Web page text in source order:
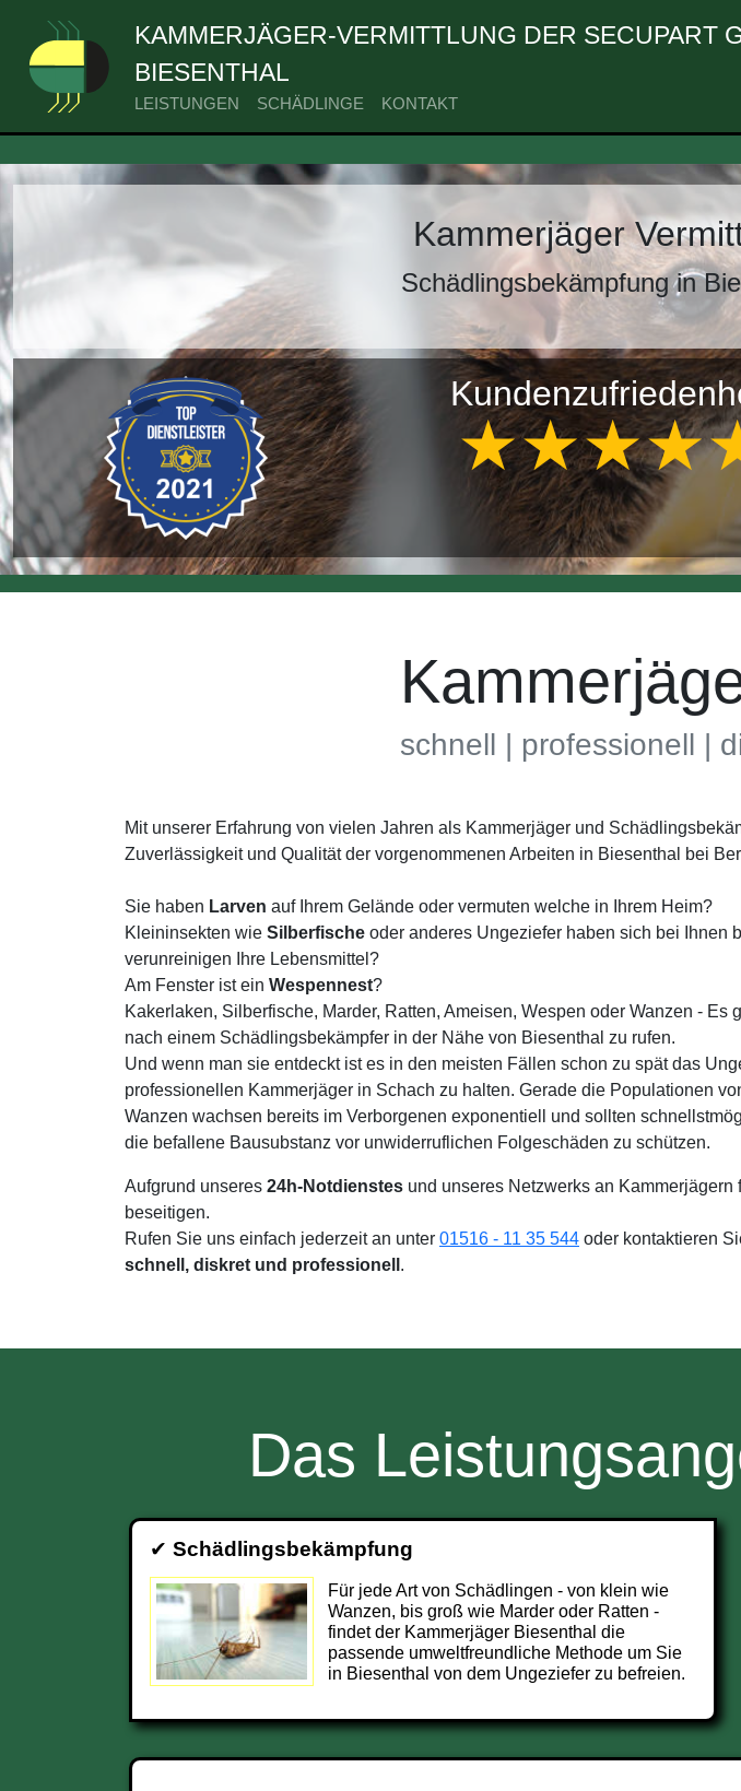
KAMMERJÄGER-VERMITTLUNG DER SECUPART
BIESENTHAL
LEISTUNGEN SCHÄDLINGE KONTAKT
Kammerjäger
Schädlingsbekämpfung in
schnell | professionell |
Mit unserer Erfahrung von vielen Jahren als Kammerjäger und
Zuverlässigkeit und Qualität der vorgenommenen Arbeiten in Biesenthal bei
Sie haben Larven auf Ihrem Gelände oder vermuten welche in Ihrem Heim?
Kleininsekten wie Silberfische oder anderes Ungeziefer haben sich bei Ihnen
verunreinigen Ihre Lebensmittel?
Am Fenster ist ein Wespennest?
Kakerlaken, Silberfische, Marder, Ratten, Ameisen, Wespen oder Wanzen - Es
nach einem Schädlingsbekämpfer in der Nähe von Biesenthal zu rufen.
Und wenn man sie entdeckt ist es in den meisten Fällen schon zu spät das
professionellen Kammerjäger in Schach zu halten. Gerade die Populationen
Wanzen wachsen bereits im Verborgenen exponentiell und sollten
die befallene Bausubstanz vor unwiderruflichen Folgeschäden zu schützen.
Aufgrund unseres 24h-Notdienstes und unseres Netzwerks an Kammerjägern
beseitigen.
Rufen Sie uns einfach jederzeit an unter 01516 - 11 35 544 oder kontaktieren
schnell, diskret und professionell .
Das
✔ Schädlingsbekämpfung
Für jede Art von Schädlingen - von klein wie
Wanzen, bis groß wie Marder oder Ratten -
findet der Kammerjäger Biesenthal die
passende umweltfreundliche Methode um Sie
in Biesenthal von dem Ungeziefer zu befreien.